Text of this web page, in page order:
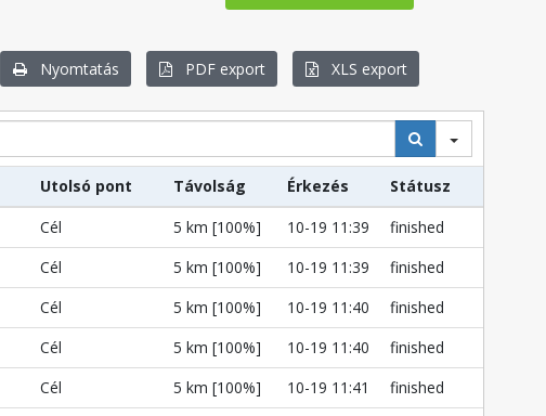
Nyomtatás PDF export XLS export
Utolsó pont Távolság Érkezés
Státusz
Cél 5 km [100%] 10-19 11:39
finished
Cél 5 km [100%] 10-19 11:39
finished
Cél 5 km [100%] 10-19 11:40
finished
Cél 5 km [100%] 10-19 11:40
finished
Cél 5 km [100%] 10-19 11:41
finished